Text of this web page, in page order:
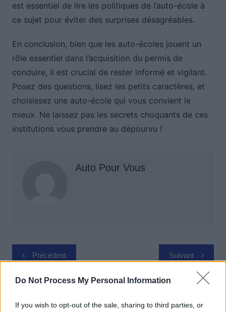
Do Not Process My Personal Information
If you wish to opt-out of the sale, sharing to third parties, or
est essentiel de lire les politiques de l’auto-école à
ce sujet pour éviter des surprises désagréables.
En conclusion, bien que les auto-écoles jouent un
rôle essentiel dans l’acquisition du permis de
conduire, il est crucial de rester informé et vigilant.
Posez des questions, lisez les petits caractères, et
choisissez une auto-école qui vous convient le
mieux. Ne laissez pas les secrets choquants de ces
institutions vous prendre au dépourvu !
Auto Pour Vous
Navigation
de
l’article
Précédent Suivant